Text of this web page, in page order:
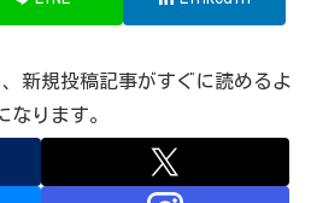
新規投稿記事がすぐに読めるよ
なります。